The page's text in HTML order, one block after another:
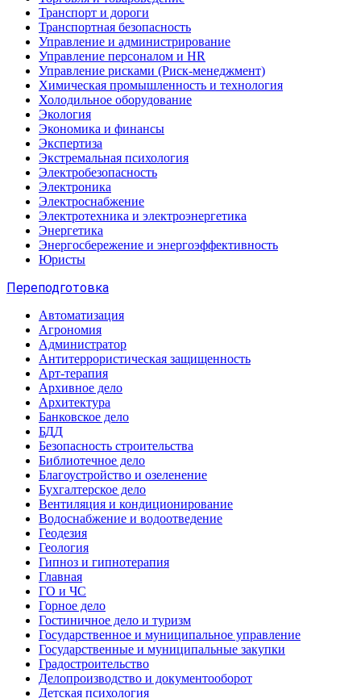
Транспорт и дороги
Транспортная безопасность
Управление и администрирование
Управление персоналом и HR
Управление рисками (Риск-менеджмент)
Химическая промышленность и технология
Холодильное оборудование
Экология
Экономика и финансы
Экспертиза
Экстремальная психология
Электробезопасность
Электроника
Электроснабжение
Электротехника и электроэнергетика
Энергетика
Энергосбережение и энергоэффективность
Юристы
Переподготовка
Автоматизация
Агрономия
Администратор
Антитеррористическая защищенность
Арт-терапия
Архивное дело
Архитектура
Банковское дело
БДД
Безопасность строительства
Библиотечное дело
Благоустройство и озеленение
Бухгалтерское дело
Вентиляция и кондиционирование
Водоснабжение и водоотведение
Геодезия
Геология
Гипноз и гипнотерапия
Главная
ГО и ЧС
Горное дело
Гостиничное дело и туризм
Государственное и муниципальное управление
Государственные и муниципальные закупки
Градостроительство
Делопроизводство и документооборот
Детская психология